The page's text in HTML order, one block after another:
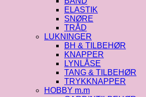
ELASTIK
SNØRE
TRÅD
LUKNINGER
BH & TILBEHØR
KNAPPER
LYNLÅSE
TANG & TILBEHØR
TRYKKNAPPER
HOBBY m.m